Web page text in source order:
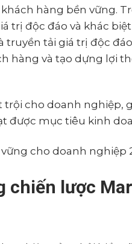
hàng bền vững.
trị độc đáo và khác
tải giá trị độc
hàng và tạo dựng lợi
cho doanh nghiệp,
được mục tiêu kinh
chiến lược